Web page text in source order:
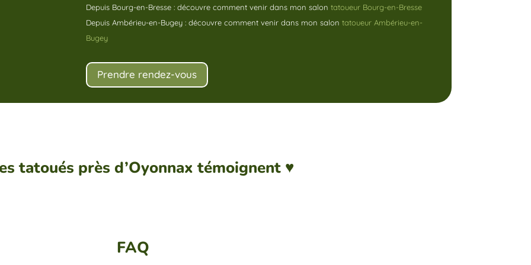
Depuis Bourg-en-Bresse : découvre comment venir dans mon salon tatoueur Bourg-en-Bresse
Depuis Ambérieu-en-Bugey : découvre comment venir dans mon salon tatoueur Ambérieu-en-
Bugey
Prendre rendez-vous
tatoués près d’Oyonnax témoignent ♥
FAQ